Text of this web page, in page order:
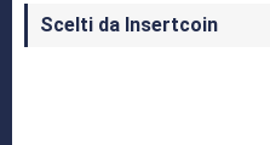
Scelti da Insertcoin